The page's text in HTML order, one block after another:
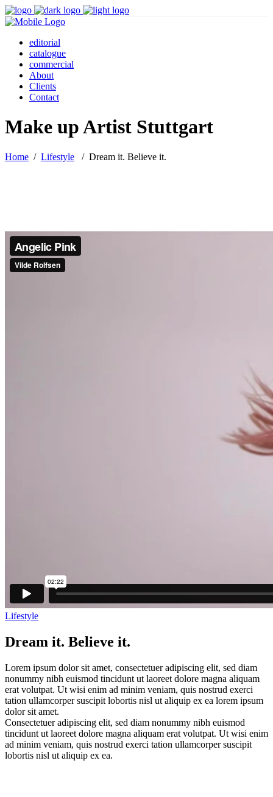
editorial
catalogue
commercial
About
Clients
Contact
Make up Artist Stuttgart
Home / Lifestyle / Dream it. Believe it.
Lifestyle
Dream it. Believe it.
Lorem ipsum dolor sit amet, consectetuer adipiscing elit, sed diam
nonummy nibh euismod tincidunt ut laoreet dolore magna aliquam
erat volutpat. Ut wisi enim ad minim veniam, quis nostrud exerci
tation ullamcorper suscipit lobortis nisl ut aliquip ex ea lorem ipsum
dolor sit amet.
Consectetuer adipiscing elit, sed diam nonummy nibh euismod
tincidunt ut laoreet dolore magna aliquam erat volutpat. Ut wisi enim
ad minim veniam, quis nostrud exerci tation ullamcorper suscipit
lobortis nisl ut aliquip ex ea.